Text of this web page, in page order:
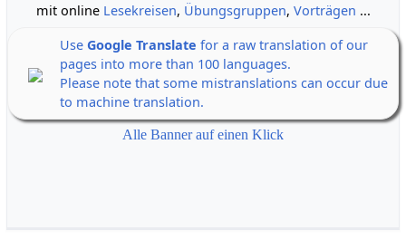
mit online Lesekreisen, Übungsgruppen, Vorträgen ...
Use Google Translate for a raw translation of our
pages into more than 100 languages.
Please note that some mistranslations can occur due
to machine translation.
Alle Banner auf einen Klick